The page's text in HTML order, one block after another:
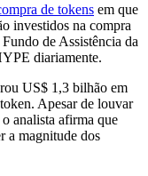
de tokens em que
investidos na compra
de Assistência da
diariamente.
US$ 1,3 bilhão em
Apesar de louvar
analista afirma que
a magnitude dos